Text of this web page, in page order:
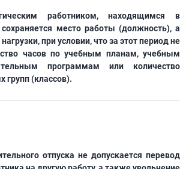
работником, находящимся в
место работы (должность), а
при условии, что за этот период не
часов по учебным планам, учебным
программам или количество
групп (классов).
отпуска не допускается перевод